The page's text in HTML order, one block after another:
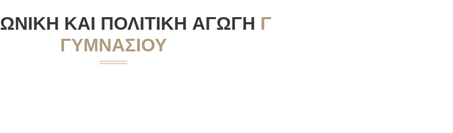
ΚΑΙ ΠΟΛΙΤΙΚΉ ΑΓΩΓΉ Γ
ΓΥΜΝΑΣΊΟΥ